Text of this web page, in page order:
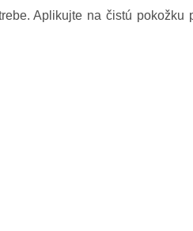
Aplikujte na čistú pokožku